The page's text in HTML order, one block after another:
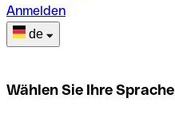
Anmelden
de
Wählen Sie Ihre Sprache